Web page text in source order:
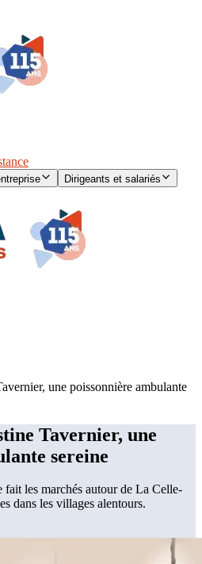
Dirigeants et salariés
une poissonnière ambulante
Tavernier, une
sereine
les marchés autour de La Celle-
dans les villages alentours.